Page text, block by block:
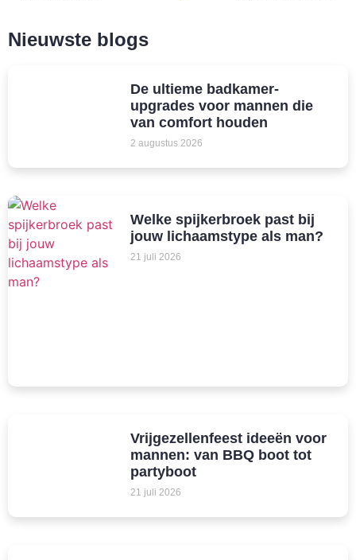
Nieuwste blogs
De ultieme badkamer-
upgrades voor mannen die
van comfort houden
2 augustus 2026
Welke spijkerbroek past bij
jouw lichaamstype als man?
21 juli 2026
Vrijgezellenfeest ideeën voor
mannen: van BBQ boot tot
partyboot
21 juli 2026